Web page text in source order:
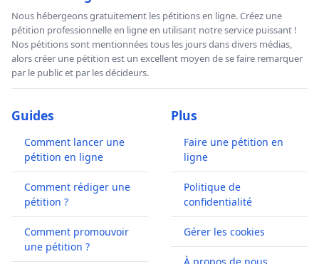
Nous hébergeons gratuitement les pétitions en ligne. Créez une
pétition professionnelle en ligne en utilisant notre service puissant !
Nos pétitions sont mentionnées tous les jours dans divers médias,
alors créer une pétition est un excellent moyen de se faire remarquer
par le public et par les décideurs.
Guides
Comment lancer une
pétition en ligne
Comment rédiger une
pétition ?
Comment promouvoir
une pétition ?
Plus
Faire une pétition en
ligne
Politique de
confidentialité
Gérer les cookies
À propos de nous